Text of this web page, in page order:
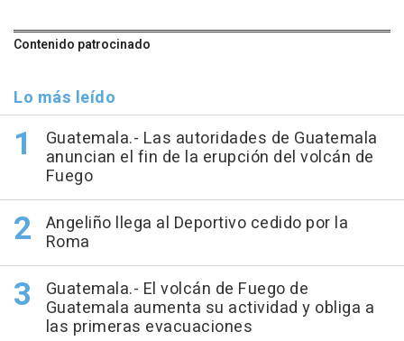
Contenido patrocinado
Lo más leído
Guatemala.- Las autoridades de Guatemala
anuncian el fin de la erupción del volcán de
Fuego
Angeliño llega al Deportivo cedido por la
Roma
Guatemala.- El volcán de Fuego de
Guatemala aumenta su actividad y obliga a
las primeras evacuaciones